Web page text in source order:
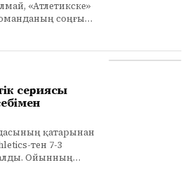
«Атлетикске»
соңғы
туралы
сериясы
қатарынан
тен 7-3
Ойынның
осы